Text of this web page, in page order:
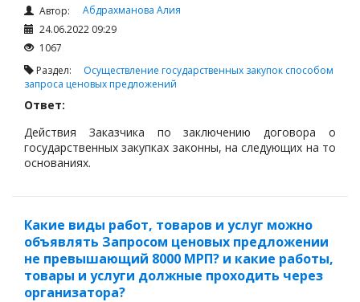
Автор:
Абдрахманова Алия
24.06.2022 09:29
1067
Раздел: Осуществление государственных закупок способом
запроса ценовых предложений
Ответ:
Действия Заказчика по заключению договора о
государственных закупках законны, на следующих на то
основаниях.
организации государственных закупок способом
запроса ценовых предложений (далее – Закон)
Какие виды работ, товаров и услуг можно
объявлять Запросом ценовых предложении
не превышающий 8000 МРП? и какие работы,
товары и услуги должные проходить через
организатора?